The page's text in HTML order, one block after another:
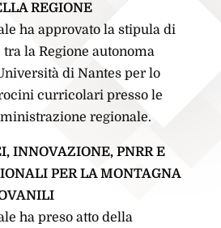
REGIONE
ha approvato la stipula di
la Regione autonoma
di Nantes per lo
curricolari presso le
regionale.
INNOVAZIONE, PNRR E
PER LA MONTAGNA
ha preso atto della